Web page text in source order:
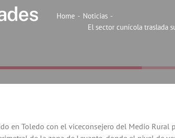
Home
Noticias
El sector cunícola traslada
en Toledo con el viceconsejero del Medio Rural